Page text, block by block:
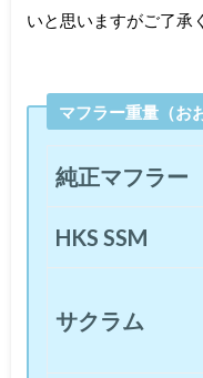
いと思いますがご了承
マフラー重量（お
純正マフラー
HKS SSM
サクラム